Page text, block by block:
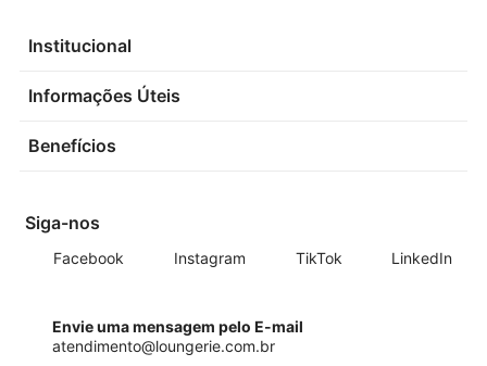
Institucional
Informações Úteis
Benefícios
Siga-nos
Facebook Instagram TikTok LinkedIn
Envie uma mensagem pelo E-mail
atendimento@loungerie.com.br